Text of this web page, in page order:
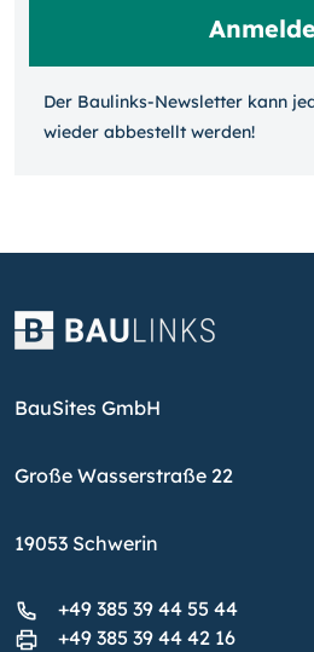
Der Baulinks-Newsletter kann
wieder ab­bestellt werden!
BauSites GmbH
Große Wasserstraße 22
19053 Schwerin
+49 385 39 44 55 44
+49 385 39 44 42 16